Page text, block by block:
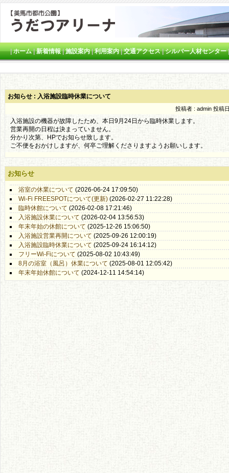
|ホーム|新着情報|施設案内|利用案内|交通アクセス|シルバー人材センター
お知らせ : 入浴施設臨時休業について
投稿者 : admin 投稿
入浴施設の機器が故障したため、本日9月24日から臨時休業します。
営業再開の日程は決まっていません。
分かり次第、HPでお知らせ致します。
ご不便をおかけしますが、何卒ご理解くださりますようお願いします。
お知らせ
浴室の休業について (2026-06-24 17:09:50)
Wi-Fi FREESPOTについて(更新) (2026-02-27 11:22:28)
臨時休館について (2026-02-08 17:21:46)
入浴施設休業について (2026-02-04 13:56:53)
年末年始の休館について (2025-12-26 15:06:50)
入浴施設営業再開について (2025-09-26 12:00:19)
入浴施設臨時休業について (2025-09-24 16:14:12)
フリーWi-Fiについて (2025-08-02 10:43:49)
8月の浴室（風呂）休業について (2025-08-01 12:05:42)
年末年始休館について (2024-12-11 14:54:14)